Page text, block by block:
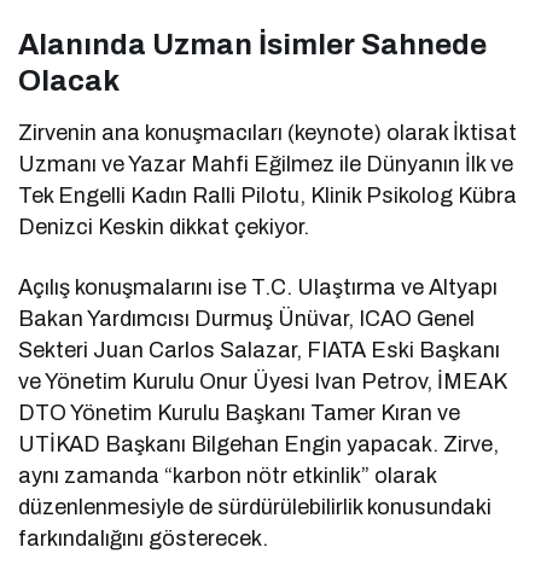
Alanında Uzman İsimler Sahnede
Olacak
Zirvenin ana konuşmacıları (keynote) olarak İktisat
Uzmanı ve Yazar Mahfi Eğilmez ile Dünyanın İlk ve
Tek Engelli Kadın Ralli Pilotu, Klinik Psikolog Kübra
Denizci Keskin dikkat çekiyor.
Açılış konuşmalarını ise T.C. Ulaştırma ve Altyapı
Bakan Yardımcısı Durmuş Ünüvar, ICAO Genel
Sekteri Juan Carlos Salazar, FIATA Eski Başkanı
ve Yönetim Kurulu Onur Üyesi Ivan Petrov, İMEAK
DTO Yönetim Kurulu Başkanı Tamer Kıran ve
UTİKAD Başkanı Bilgehan Engin yapacak. Zirve,
aynı zamanda “karbon nötr etkinlik” olarak
düzenlenmesiyle de sürdürülebilirlik konusundaki
farkındalığını gösterecek.